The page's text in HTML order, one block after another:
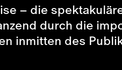
– die
durch die
inmitten des